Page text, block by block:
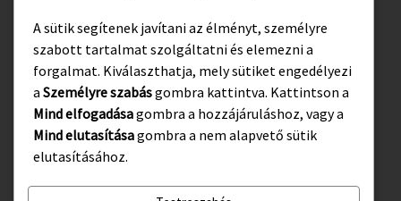
www.visitgyula.com
www.gyulakult.hu
Facebook Instagram
A sütik segítenek javítani az élményt, személyre
szabott tartalmat szolgáltatni és elemezni a
forgalmat. Kiválaszthatja, mely sütiket engedélyezi
a Személyre szabásgombra kattintva. Kattintson a
Mind elfogadásagombra a hozzájáruláshoz, vagy a
Mind elutasításagombra a nem alapvető sütik
elutasításához.